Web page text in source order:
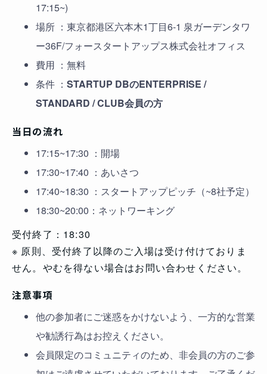
17:15~)
場所 ：東京都港区六本木1丁目6-1 泉ガーデンタワ
ー36F/フォースタートアップス株式会社オフィス
費用 ：無料
条件 ： STARTUP DBのENTERPRISE /
STANDARD / CLUB会員の方
当日の流れ
17:15~17:30 ：開場
17:30~17:40 ：あいさつ
17:40~18:30 ：スタートアップピッチ（~8社予定）
18:30~20:00：ネットワーキング
受付終了：18:30
※ 原則、受付終了以降のご入場は受け付けておりま
せん。やむを得ない場合はお問い合わせください。
注意事項
他の参加者にご迷惑をかけないよう、一方的な営業
や勧誘行為はお控えください。
会員限定のコミュニティのため、非会員の方のご参